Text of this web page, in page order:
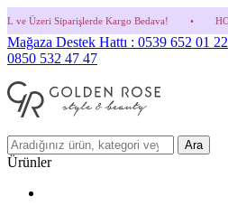
Kargo Bedava! • HOSGELDIN30
Mağaza Destek Hattı : 0539 652 01 22
0850 532 47 47
Ara
Ürünler